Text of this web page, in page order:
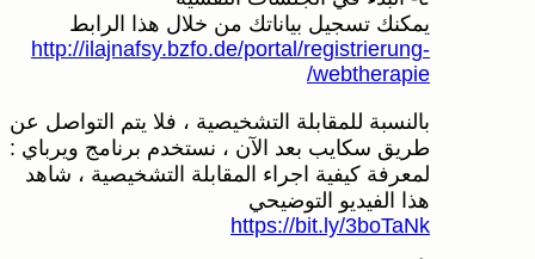
يمكنك تسجيل بياناتك من خلال هذا الرابط
http://ilajnafsy.bzfo.de/portal/registrierung-
webtherapie/
بالنسبة للمقابلة التشخيصية ، فلا يتم التواصل عن
طريق سكايب بعد الآن ، نستخدم برنامج ويرباي :
لمعرفة كيفية اجراء المقابلة التشخيصية ، شاهد
هذا الفيديو التوضيحي
https://bit.ly/3boTaNk